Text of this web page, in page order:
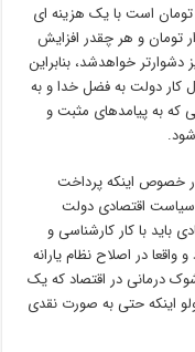
هزار تومان است با یک هزینه ای
انجام می شود و وقتی می شود 25 هزار تومان و هر چقدر افزایش
خواهدشد، بنابراین
کار دولت به فضل خدا و به
که به پیامدهای مثبت و
خصوص اینکه پرداخت
سیاست اقتصادی دولت
باید با کار کارشناسی و
در اصلاح نظام یارانه
درمانی در اقتصاد که یک
اینکه حتی به صورت نقدی